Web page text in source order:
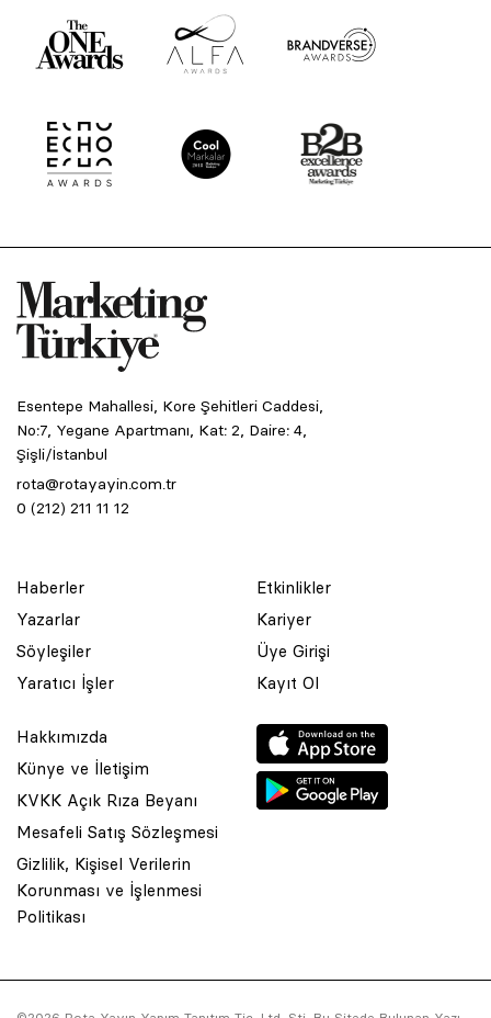
Esentepe Mahallesi, Kore Şehitleri Caddesi,
No:7, Yegane Apartmanı, Kat: 2, Daire: 4,
Şişli/İstanbul
rota@rotayayin.com.tr
0 (212) 211 11 12
Haberler
Yazarlar
Söyleşiler
Yaratıcı İşler
Etkinlikler
Kariyer
Üye Girişi
Kayıt Ol
Hakkımızda
Künye ve İletişim
KVKK Açık Rıza Beyanı
Mesafeli Satış Sözleşmesi
Gizlilik, Kişisel Verilerin
Korunması ve İşlenmesi
Politikası
© 2001 Rota Yayın Yapım Tanıtım Tic. Ltd. Şti. Bu Sitede Bulunan
Asquared WordPress Agencytarafından tasarlanmış ve